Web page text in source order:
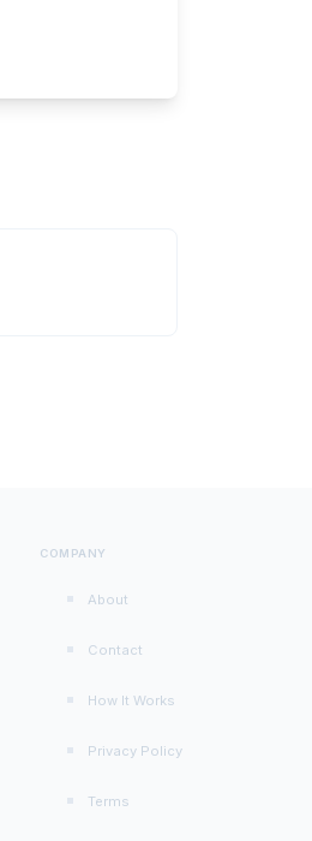
COMPANY
About
Contact
How It Works
Privacy Policy
Terms